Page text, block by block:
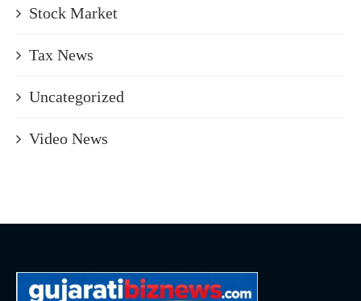
Stock Market
Tax News
Uncategorized
Video News